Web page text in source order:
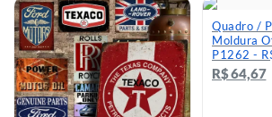
Quadro /
Moldura
P1262 -
R$ 64,67